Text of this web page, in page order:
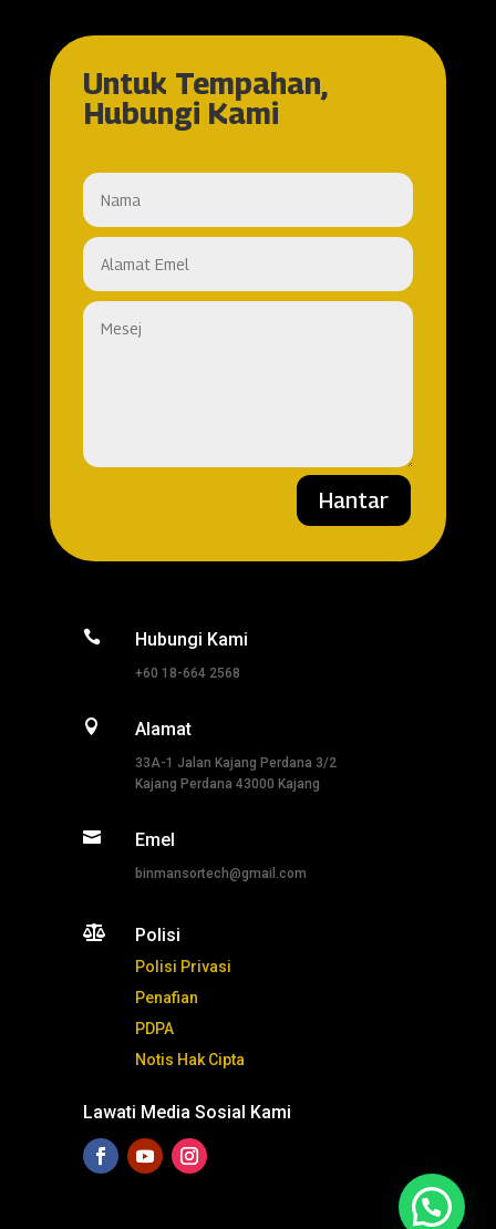
Untuk Tempahan,
Hubungi Kami
Hantar
 Hubungi Kami
+60 18-664 2568
 Alamat
33A-1 Jalan Kajang Perdana 3/2
Kajang Perdana 43000 Kajang
 Emel
binmansortech@gmail.com
 Polisi
Polisi Privasi
Penafian
PDPA
Notis Hak Cipta
Lawati Media Sosial Kami